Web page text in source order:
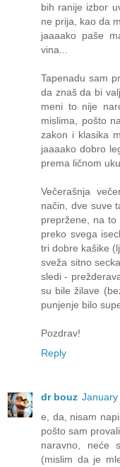
bih ranije izbor
ne prija, kao da
jaaaako paše
vina...
Tapenadu sam
da znaš da bi
meni to nije
mislima, pošto
zakon i klasika
jaaaako dobro
prema ličnom
Večerašnja
način, dve suve
prepržene, na
preko svega
tri dobre kašike
sveža sitno
sledi -
su bile žilave
punjenje bilo
Pozdrav!
Reply
dr bouz January
e, da, nisam
pošto sam
naravno, neće
(mislim da je